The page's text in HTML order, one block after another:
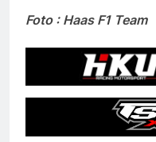
Foto : Haas F1 Team